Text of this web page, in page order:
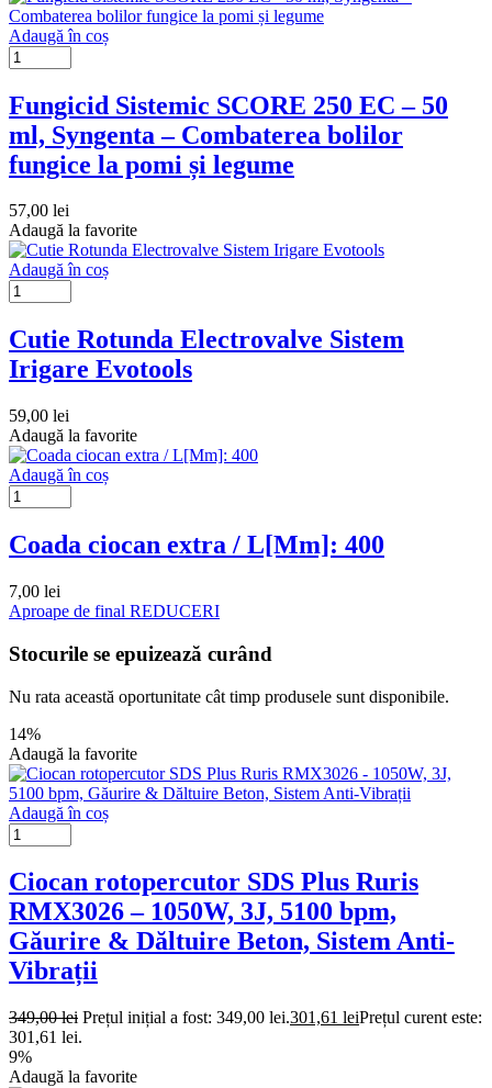
Adaugă în coș
Fungicid Sistemic SCORE 250 EC – 50
ml, Syngenta – Combaterea bolilor
fungice la pomi și legume
57,00 lei
Adaugă la favorite
Adaugă în coș
Cutie Rotunda Electrovalve Sistem
Irigare Evotools
59,00 lei
Adaugă la favorite
Adaugă în coș
Coada ciocan extra / L[Mm]: 400
7,00 lei
Aproape de final REDUCERI
Stocurile se epuizează curând
Nu rata această oportunitate cât timp produsele sunt disponibile.
14%
Adaugă la favorite
Adaugă în coș
Ciocan rotopercutor SDS Plus Ruris
RMX3026 – 1050W, 3J, 5100 bpm,
Găurire & Dăltuire Beton, Sistem Anti-
Vibrații
349,00lei Prețul inițial a fost: 349,00 lei.301,61 leiPrețul curent este:
301,61 lei.
9%
Adaugă la favorite